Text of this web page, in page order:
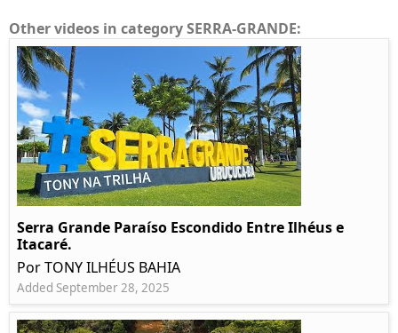
Other videos in category SERRA-GRANDE:
Serra Grande Paraíso Escondido Entre Ilhéus e
Itacaré.
Por TONY ILHÉUS BAHIA
Added September 28, 2025